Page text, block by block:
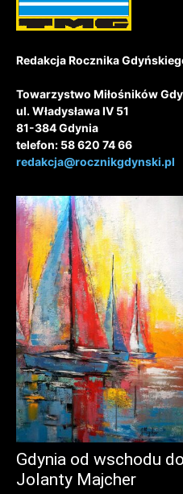
Redakcja Rocznika
Towarzystwo Miłośników
ul. Władysława IV 51
81-384 Gdynia
telefon: 58 620 74 66
redakcja@rocznikgdynski.pl
Gdynia od wschodu
Jolanty Majcher